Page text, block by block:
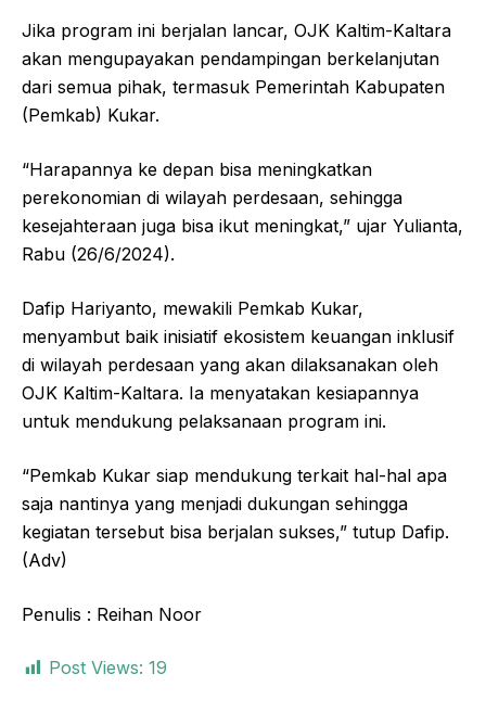
Jika program ini berjalan lancar, OJK Kaltim-Kaltara
akan mengupayakan pendampingan berkelanjutan
dari semua pihak, termasuk Pemerintah Kabupaten
(Pemkab) Kukar.
“Harapannya ke depan bisa meningkatkan
perekonomian di wilayah perdesaan, sehingga
kesejahteraan juga bisa ikut meningkat,” ujar Yulianta,
Rabu (26/6/2024).
Dafip Hariyanto, mewakili Pemkab Kukar,
menyambut baik inisiatif ekosistem keuangan inklusif
di wilayah perdesaan yang akan dilaksanakan oleh
OJK Kaltim-Kaltara. Ia menyatakan kesiapannya
untuk mendukung pelaksanaan program ini.
“Pemkab Kukar siap mendukung terkait hal-hal apa
saja nantinya yang menjadi dukungan sehingga
kegiatan tersebut bisa berjalan sukses,” tutup Dafip.
(Adv)
Penulis : Reihan Noor
Post Views: 19